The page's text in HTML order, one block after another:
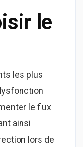
le
les plus
le flux
ainsi
lors de